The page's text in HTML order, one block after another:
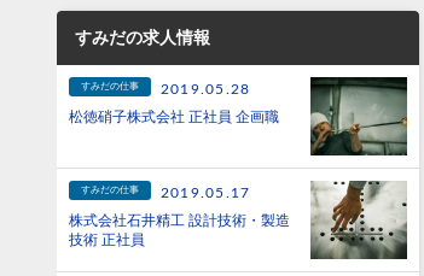
すみだの求人情報
すみだの仕事
2019.05.28
松徳硝子株式会社 正社員 企画職
すみだの仕事
2019.05.17
株式会社石井精工 設計技術・製造
技術 正社員